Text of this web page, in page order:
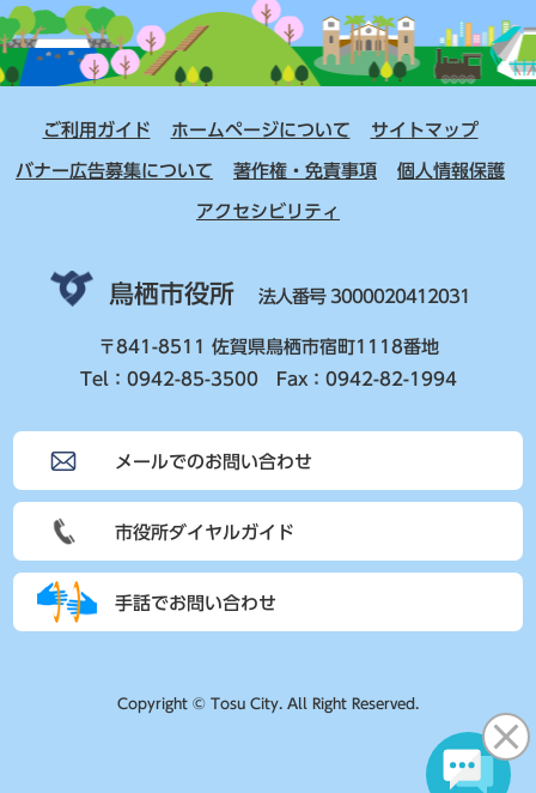
ご利用ガイド ホームページについて サイトマップ
バナー広告募集について 著作権・免責事項 個人情報保護
アクセシビリティ
鳥栖市役所 法人番号 3000020412031
〒841-8511 佐賀県鳥栖市宿町1118番地
Tel：0942-85-3500 Fax：0942-82-1994
メールでのお問い合わせ
市役所ダイヤルガイド
手話でお問い合わせ
Copyright © Tosu City. All Right Reserved.